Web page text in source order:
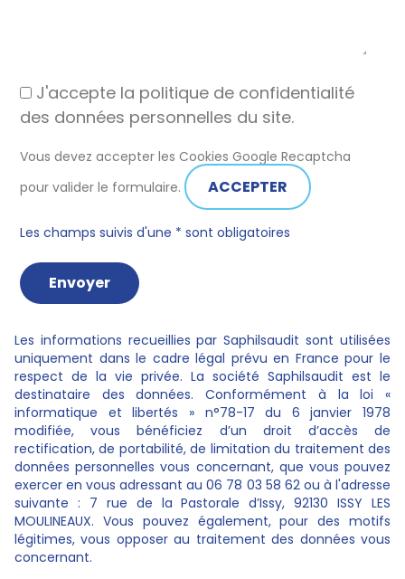
J'accepte la politique de confidentialité
des données personnelles du site.
Vous devez accepter les Cookies Google Recaptcha
pour valider le formulaire.
ACCEPTER
Les champs suivis d'une * sont obligatoires
Les informations recueillies par Saphilsaudit sont utilisées
uniquement dans le cadre légal prévu en France pour le
respect de la vie privée. La société Saphilsaudit est le
destinataire des données. Conformément à la loi «
informatique et libertés » n°78-17 du 6 janvier 1978
modifiée, vous bénéficiez d’un droit d’accès de
rectification, de portabilité, de limitation du traitement des
données personnelles vous concernant, que vous pouvez
exercer en vous adressant au 06 78 03 58 62 ou à l'adresse
suivante : 7 rue de la Pastorale d’Issy, 92130 ISSY LES
MOULINEAUX. Vous pouvez également, pour des motifs
légitimes, vous opposer au traitement des données vous
concernant.